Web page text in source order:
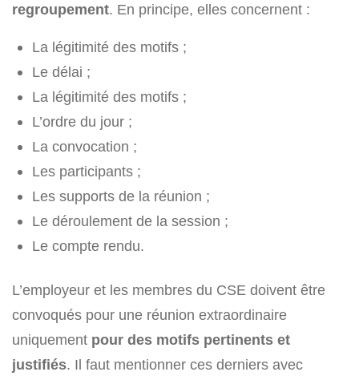
regroupement. En principe, elles concernent :
La légitimité des motifs ;
Le délai ;
La légitimité des motifs ;
L’ordre du jour ;
La convocation ;
Les participants ;
Les supports de la réunion ;
Le déroulement de la session ;
Le compte rendu.
L’employeur et les membres du CSE doivent être
convoqués pour une réunion extraordinaire
uniquement pour des motifs pertinents et
justifiés. Il faut mentionner ces derniers avec